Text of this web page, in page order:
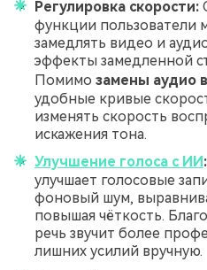
Регулировка скорости:
функции пользователи
замедлять видео и
эффекты замедленной
Помимо замены аудио
удобные кривые
изменять скорость
искажения тона.
Улучшение голоса с ИИ :
улучшает голосовые
фоновый шум,
повышая чёткость.
речь звучит более
лишних усилий вручную.